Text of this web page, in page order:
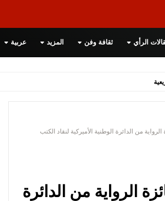
الرأي ثقافة وفن المزيد عربية
من الدائرة الوطنية الأميركية لنقاد الكتب
الرواية من الدائرة